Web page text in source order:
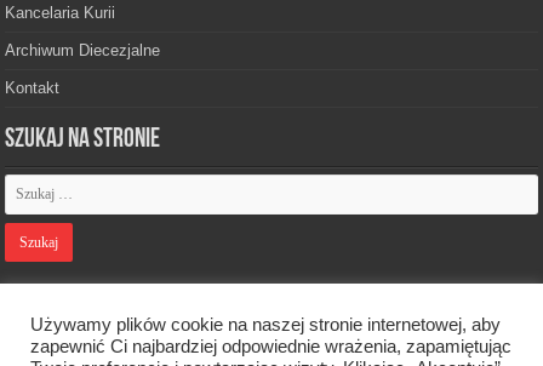
Kancelaria Kurii
Archiwum Diecezjalne
Kontakt
Szukaj na stronie
Używamy plików cookie na naszej stronie internetowej, aby
zapewnić Ci najbardziej odpowiednie wrażenia, zapamiętując